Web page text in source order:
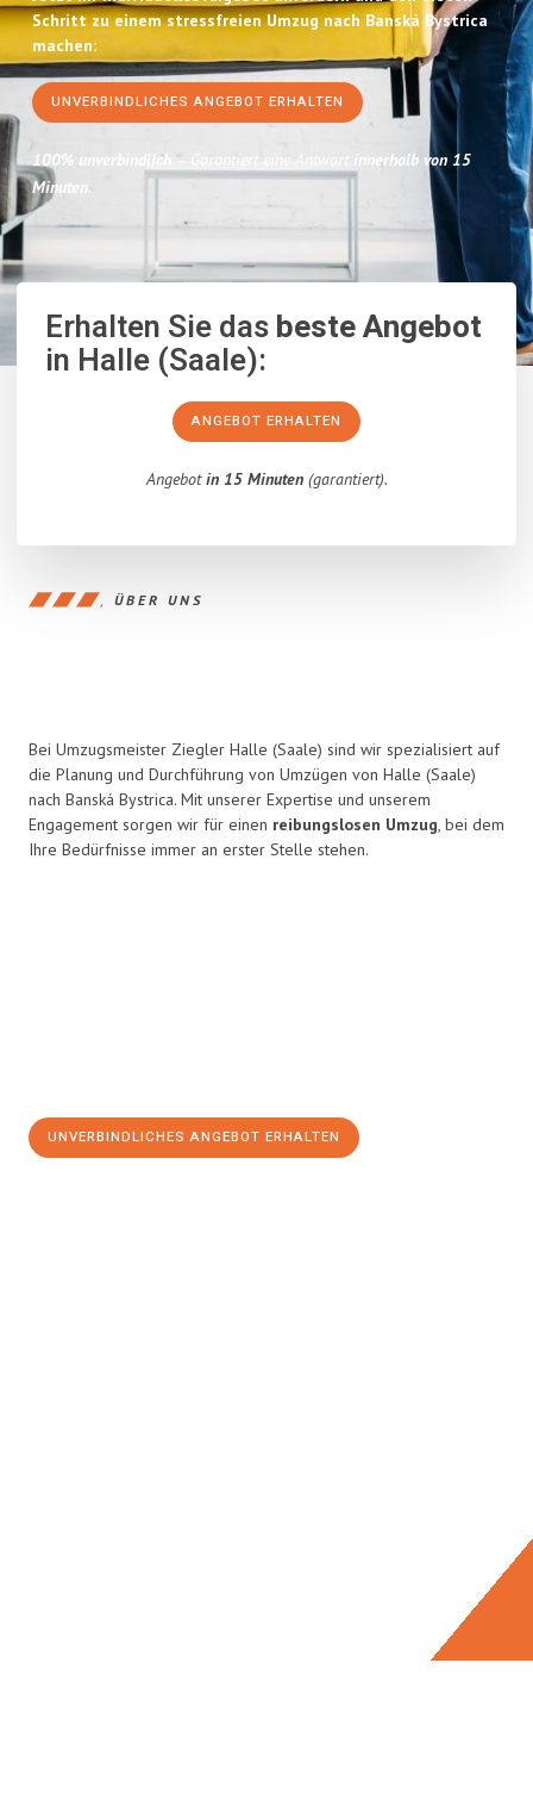
Schritt zu einem stressfreien Umzug nach Banská Bystrica
machen:
UNVERBINDLICHES ANGEBOT ERHALTEN
100% unverbindlich – Garantiert eine Antwort
innerhalb von 15
Minuten.
Erhalten Sie dasbeste Angebot
in Halle (Saale):
ANGEBOT ERHALTEN
Angebotin 15 Minuten(garantiert).
ÜBER UNS
Bei Umzugsmeister Ziegler Halle (Saale) sind wir spezialisiert auf
die Planung und Durchführung von Umzügen von Halle (Saale)
nach Banská Bystrica. Mit unserer Expertise und unserem
Engagement sorgen wir für einen reibungslosen Umzug, bei dem
Ihre Bedürfnisse immer an erster Stelle stehen.
UNVERBINDLICHES ANGEBOT ERHALTEN